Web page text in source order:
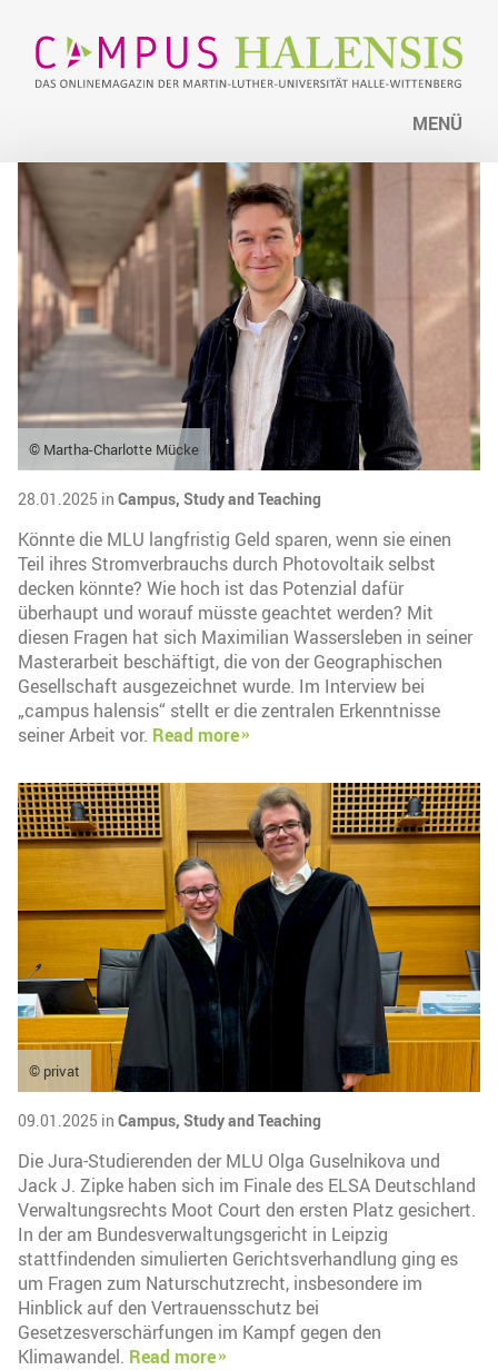
MENÜ
© Martha-Charlotte Mücke
28.01.2025 in Campus, Study and Teaching
Könnte die MLU langfristig Geld sparen, wenn sie einen
Teil ihres Stromverbrauchs durch Photovoltaik selbst
decken könnte? Wie hoch ist das Potenzial dafür
überhaupt und worauf müsste geachtet werden? Mit
diesen Fragen hat sich Maximilian Wassersleben in seiner
Masterarbeit beschäftigt, die von der Geographischen
Gesellschaft ausgezeichnet wurde. Im Interview bei
„campus halensis“ stellt er die zentralen Erkenntnisse
seiner Arbeit vor. Read more
© privat
09.01.2025 in Campus, Study and Teaching
Die Jura-Studierenden der MLU Olga Guselnikova und
Jack J. Zipke haben sich im Finale des ELSA Deutschland
Verwaltungsrechts Moot Court den ersten Platz gesichert.
In der am Bundesverwaltungsgericht in Leipzig
stattfindenden simulierten Gerichtsverhandlung ging es
um Fragen zum Naturschutzrecht, insbesondere im
Hinblick auf den Vertrauensschutz bei
Gesetzesverschärfungen im Kampf gegen den
Klimawandel. Read more